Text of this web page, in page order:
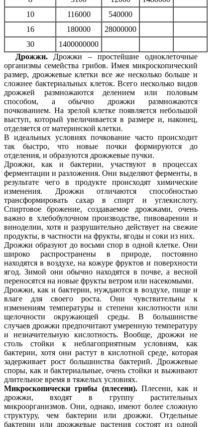
10
116000
540000
16
180000
28000000
30
1400000000
Дрожжи.Дрожжи – простейшие одноклеточные
организмы семейства грибов. Имея микроскопический
размер, дрожжевые клетки все же несколько больше и
сложнее бактериальных клеток. Всего несколько видов
дрожжей размножаются делением или половым
способом, а обычно дрожжи размножаются
почкованием. На зрелой клетке появляется небольшой
выступ, который увеличивается в размере и, наконец,
отделяется от материнской клетки.
В идеальных условиях почкование часто происходит
так быстро, что новые почки формируются до
отделения, и образуются дрожжевые пучки.
Дрожжи, как и бактерии, участвуют в процессах
ферментации и разложения. Они выделяют ферменты, в
результате чего в продукте происходят химические
изменения. Дрожжи отличаются способностью
трансформировать сахар в спирт и углекислоту.
Спиртовое брожение, создаваемое дрожжами, очень
важно в хлебобулочном производстве, пивоварении и
виноделии, хотя и разрушительно действует на свежие
продукты, в частности на фрукты, ягоды и соки из них.
Дрожжи образуют до восьми спор в одной клетке. Они
широко распространены в природе, постоянно
находятся в воздухе, на кожуре фруктов и поверхности
ягод. Зимой они обычно находятся в почве, а весной
переносятся на новые фрукты ветром или насекомыми.
Дрожжи, как и бактерии, нуждаются в воздухе, пище и
влаге для своего роста. Они чувствительны к
изменениям температуры и степени кислотности или
щелочности окружающей среды. В большинстве
случаев дрожжи предпочитают умеренную температуру
и незначительную кислотность. Вообще, дрожжи не
столь стойки к неблагоприятным условиям, как
бактерии, хотя они растут в кислотной среде, которая
задерживает рост большинства бактерий. Дрожжевые
споры, как и бактериальные, очень стойки и выживают
длительное время в тяжелых условиях.
Микроскопически грибы (плесени).Плесени, как и
дрожжи, входят в группу растительных
микроорганизмов. Они, однако, имеют более сложную
структуру, чем бактерии или дрожжи. Отдельные
бактерии или дрожжевые растения состоят из одной